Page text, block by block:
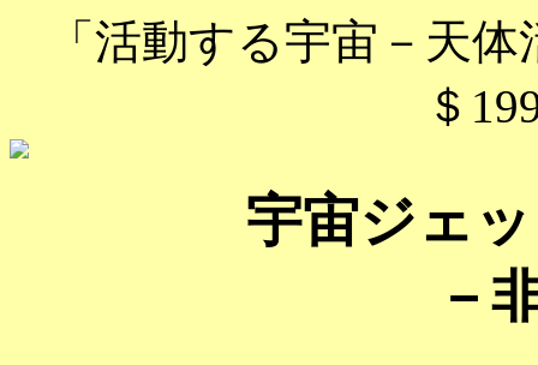
「活動する宇宙－天
＄
宇宙ジェ
－